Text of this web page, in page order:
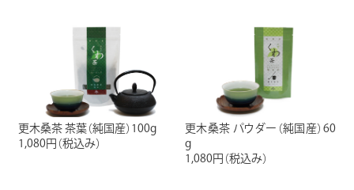
更木桑茶 茶葉（純国産）100g
1,080円 （税込み）
更木桑茶 パウダー（純国産）60
g
1,080円 （税込み）